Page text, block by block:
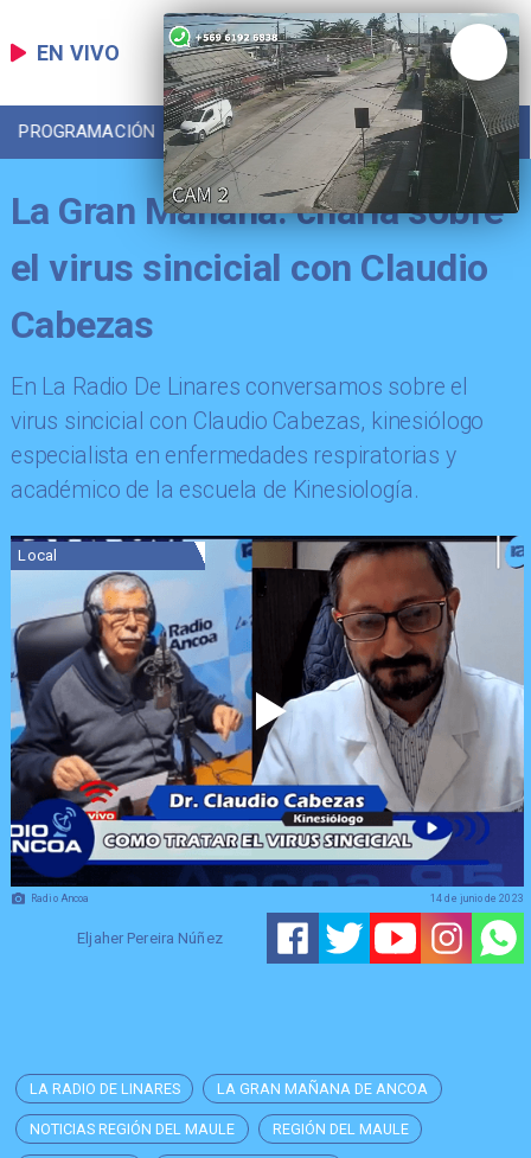
EN VIVO
PROGRAMACIÓN LOCAL DEPORTES
La Gran Mañana: charla sobre
el virus sincicial con Claudio
Cabezas
En La Radio De Linares conversamos sobre el
virus sincicial con Claudio Cabezas, kinesiólogo
especialista en enfermedades respiratorias y
académico de la escuela de Kinesiología.
Radio Ancoa
Local
Eljaher Pereira Núñez
14 de junio de 2023
LA RADIO DE LINARES LA GRAN MAÑANA DE ANCOA
NOTICIAS REGIÓN DEL MAULE REGIÓN DEL MAULE